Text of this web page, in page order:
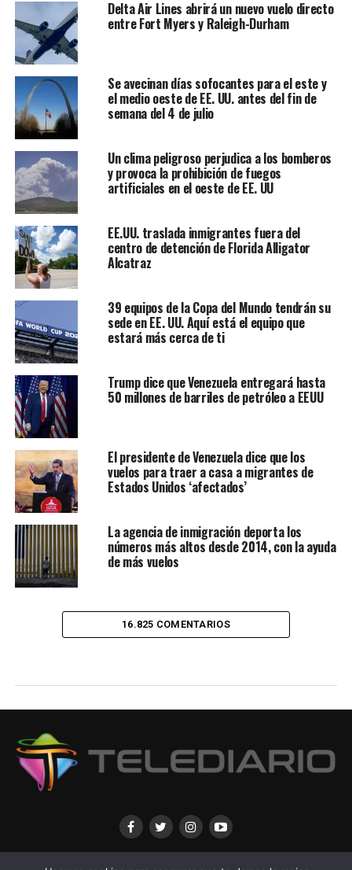
Delta Air Lines abrirá un nuevo vuelo directo
entre Fort Myers y Raleigh-Durham
Se avecinan días sofocantes para el este y
el medio oeste de EE. UU. antes del fin de
semana del 4 de julio
Un clima peligroso perjudica a los bomberos
y provoca la prohibición de fuegos
artificiales en el oeste de EE. UU
EE.UU. traslada inmigrantes fuera del
centro de detención de Florida Alligator
Alcatraz
39 equipos de la Copa del Mundo tendrán su
sede en EE. UU. Aquí está el equipo que
estará más cerca de ti
Trump dice que Venezuela entregará hasta
50 millones de barriles de petróleo a EEUU
El presidente de Venezuela dice que los
vuelos para traer a casa a migrantes de
Estados Unidos ‘afectados’
La agencia de inmigración deporta los
números más altos desde 2014, con la ayuda
de más vuelos
16.825 COMENTARIOS